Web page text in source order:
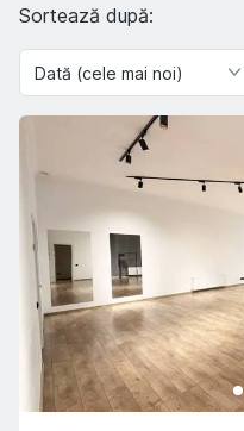
Sortează după: